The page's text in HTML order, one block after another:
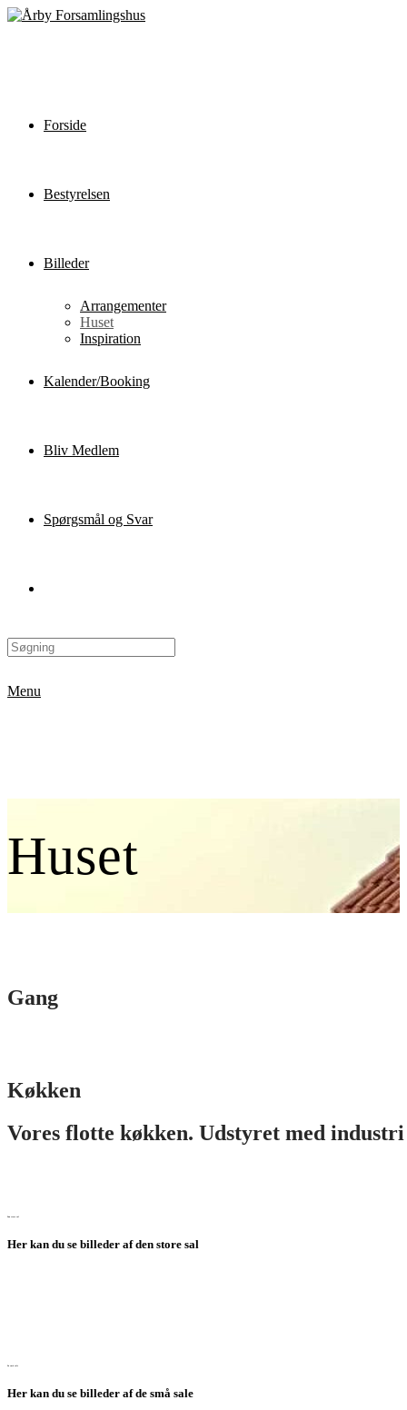
Forside
Bestyrelsen
Billeder
Arrangementer
Huset
Inspiration
Kalender/Booking
Bliv Medlem
Spørgsmål og Svar
Menu
Huset
Gang
Køkken
Vores flotte køkken. Udstyret med
Her kan du se billeder af den store sal
Her kan du se billeder af de små sale